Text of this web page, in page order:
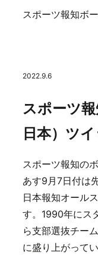
2022.9.6
スポーツ
日本）ツ
スポーツ報知の
あす9月7日付は
日本報知オール
す。1990年にス
ら支部選抜チー
に盛り上がって